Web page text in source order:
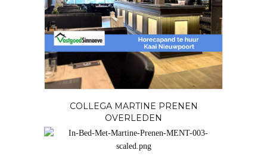
COLLEGA MARTINE PRENEN
OVERLEDEN